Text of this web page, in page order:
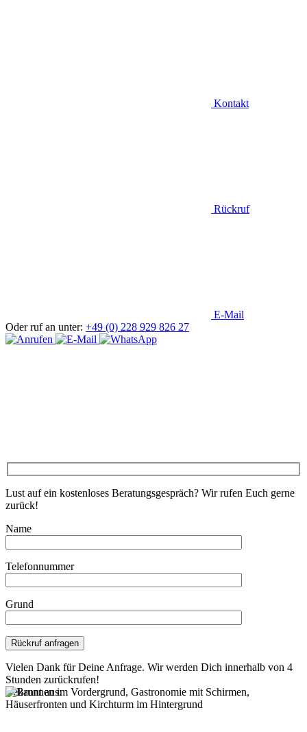
Kontakt
Rückruf
E-Mail
Oder ruf an unter: +49 (0) 228 929 826 27
Lust auf ein kostenloses Beratungsgespräch? Wir rufen Euch gerne
zurück!
Name
Telefonnummer
Grund
Vielen Dank für Deine Anfrage. Wir werden Dich innerhalb von 4
Stunden zurückrufen!
Bekannt aus: